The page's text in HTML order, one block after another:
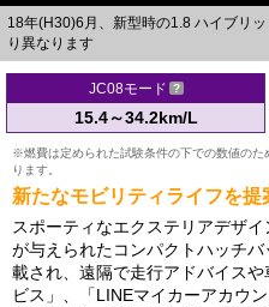
18年(H30)6月、新型時の1.8 ハイブリ
り異なります
JC08モード
15.4～34.2km/L
※燃費は定められた試験条件の下での数値の
ります。
新たなモビリティライフを
スポーティなエクステリアデザ
が与えられたコンパクトハッチ
載され、遠隔で走行アドバイス
ビス」、「LINEマイカーアカウ